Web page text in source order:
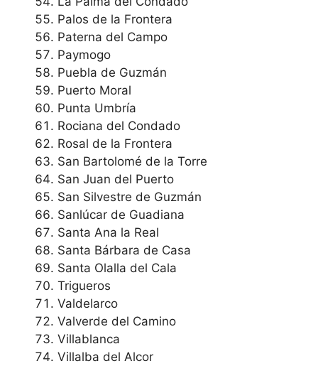
Palos de la Frontera
Paterna del Campo
Paymogo
Puebla de Guzmán
Puerto Moral
Punta Umbría
Rociana del Condado
Rosal de la Frontera
San Bartolomé de la Torre
San Juan del Puerto
San Silvestre de Guzmán
Sanlúcar de Guadiana
Santa Ana la Real
Santa Bárbara de Casa
Santa Olalla del Cala
Trigueros
Valdelarco
Valverde del Camino
Villablanca
Villalba del Alcor